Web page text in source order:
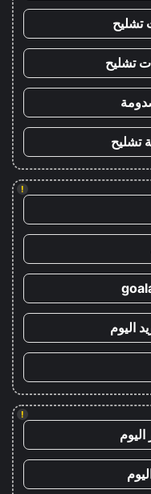
تشليح
تشليح
تشليح
!
اليوم
!